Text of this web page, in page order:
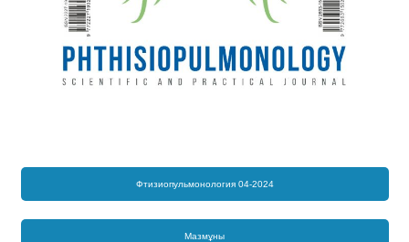
Фтизиопульмонология 04-2024
Мазмұны